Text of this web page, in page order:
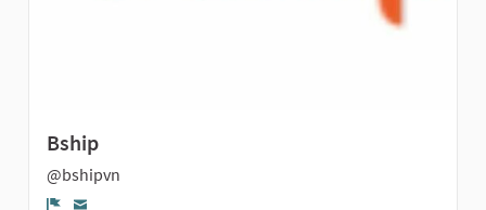
Bship
@bshipvn